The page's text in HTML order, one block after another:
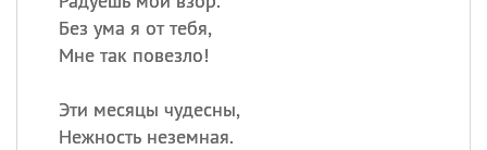
Без ума я от тебя,
Мне так повезло!
Эти месяцы чудесны,
Нежность неземная.